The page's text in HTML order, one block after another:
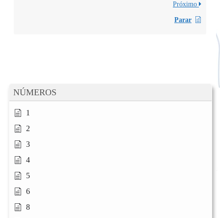
NÚMEROS
1
2
3
4
5
6
8
Próximo
Parar